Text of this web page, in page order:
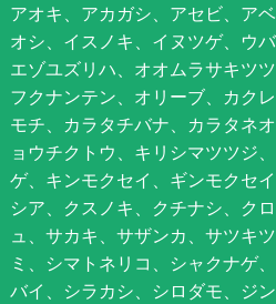
アオキ、アカガシ、アセビ、ア
オシ、イスノキ、イヌツゲ、ウ
エゾユズリハ、オオムラサキツ
フクナンテン、オリーブ、カク
モチ、カラタチバナ、カラタネ
ョウチクトウ、キリシマツツジ
ゲ、キンモクセイ、ギンモクセ
シア、クスノキ、クチナシ、ク
ュ、サカキ、サザンカ、サツキ
ミ、シマトネリコ、シャクナゲ
バイ、シラカシ、シロダモ、ジ